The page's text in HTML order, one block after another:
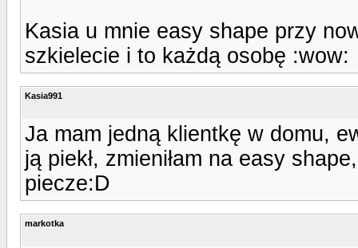
Kasia u mnie easy shape przy
szkielecie i to każdą osobę :wow:
Kasia991
Ja mam jedną klientkę w domu,
ją piekł, zmieniłam na easy
piecze:D
markotka